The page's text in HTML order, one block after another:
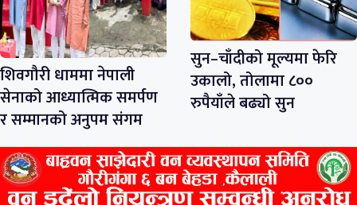
शिवगौरी धाममा नेपाली
सेनाको आध्यात्मिक समर्पण
र सम्मानको अनुपम संगम
सुन–चाँदीको मूल्यमा फेरि
उकालो, तोलामा ८००
रुपैयाँले बढ्यो सुन